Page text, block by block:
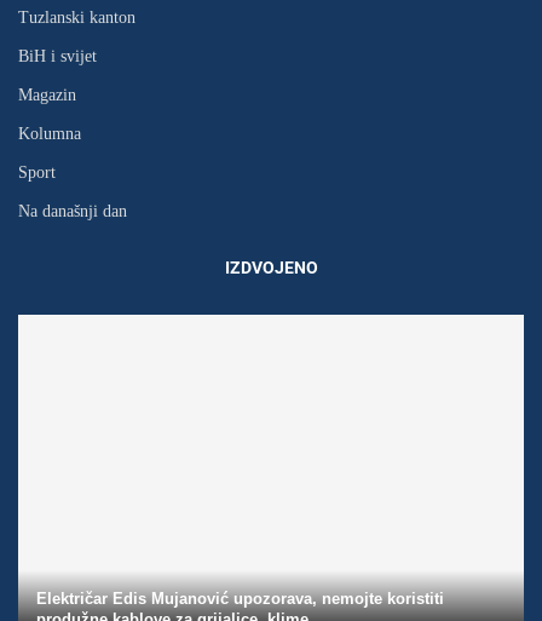
Tuzlanski kanton
BiH i svijet
Magazin
Kolumna
Sport
Na današnji dan
IZDVOJENO
Električar Edis Mujanović upozorava, nemojte koristiti